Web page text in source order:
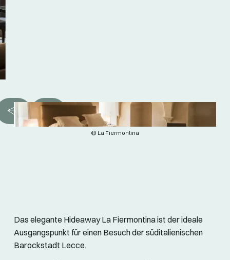
© La Fiermontina
Das elegante Hideaway La Fiermontina ist der ideale
Ausgangspunkt für einen Besuch der süditalienischen
Barockstadt Lecce.